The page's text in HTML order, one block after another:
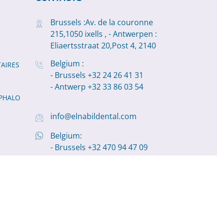
Brussels :Av. de la couronne
215,1050 ixells , - Antwerpen :
Eliaertsstraat 20,Post 4, 2140
Belgium :
- Brussels +32 24 26 41 31
- Antwerp +32 33 86 03 54
info@elnabildental.com
Belgium:
- Brussels +32 470 94 47 09